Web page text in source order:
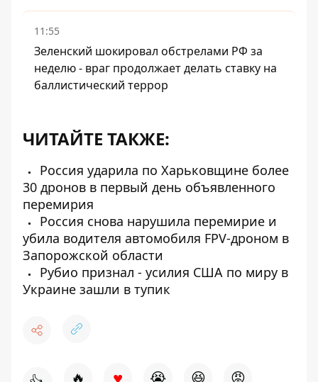
11:55
Зеленский шокировал обстрелами РФ за
неделю - враг продолжает делать ставку на
баллистический террор
ЧИТАЙТЕ ТАКЖЕ:
Россия ударила по Харьковщине более
30 дронов в первый день объявленного
перемирия
Россия снова нарушила перемирие и
убила водителя автомобиля FPV-дроном в
Запорожской области
Рубио признал - усилия США по миру в
Украине зашли в тупик
🔥 😭 😆 😡